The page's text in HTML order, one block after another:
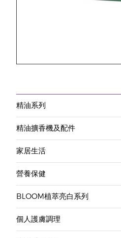
精油系列
精油擴香機及配件
家居生活
營養保健
BLOOM植萃亮白系列
個人護膚調理